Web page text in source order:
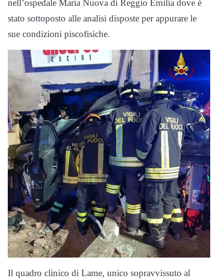
nell’ospedale Maria Nuova di Reggio Emilia dove è
stato sottoposto alle analisi disposte per appurare le
sue condizioni piscofisiche.
Il quadro clinico di Lame, unico sopravvissuto al